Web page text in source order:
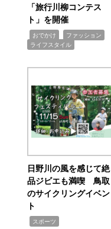
「旅行川柳コンテス
ト」を開催
おでかけ ファッション
ライフスタイル
日野川の風を感じて絶
品ジビエも満喫 鳥取
のサイクリングイベン
ト
スポーツ